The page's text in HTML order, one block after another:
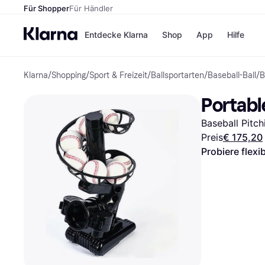
Für ShopperFür Händler
Entdecke Klarna
Zahlungsmethoden
Sofort bezahlen
Bezahle in 3
Teilzahlungen
Bezahle in bis zu 30
Shop
Shops
H&M
Temu
App Hilfe
Klarna/Shopping/Sport & Freizeit/Ballsportarten/Baseball-Ball /
Baseball
Preis€ 175,20
Probiere